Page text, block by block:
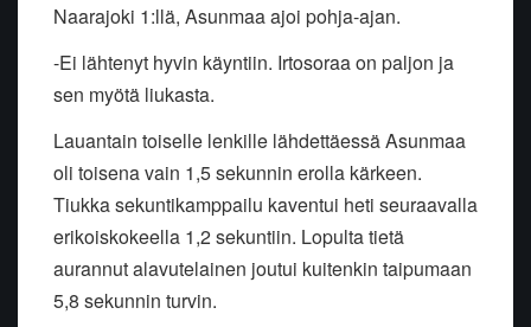
Naarajoki 1:llä, Asunmaa ajoi pohja-ajan.
-Ei lähtenyt hyvin käyntiin. Irtosoraa on paljon ja
sen myötä liukasta.
Lauantain toiselle lenkille lähdettäessä Asunmaa
oli toisena vain 1,5 sekunnin erolla kärkeen.
Tiukka sekuntikamppailu kaventui heti seuraavalla
erikoiskokeella 1,2 sekuntiin. Lopulta tietä
aurannut alavutelainen joutui kuitenkin taipumaan
5,8 sekunnin turvin.